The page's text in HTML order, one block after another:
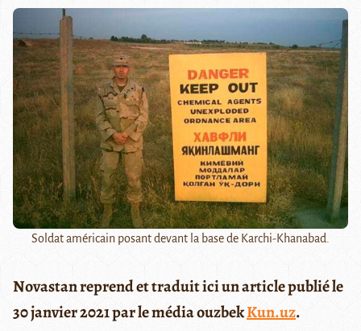
Soldat américain posant devant la base de Karchi-Khanabad.
Novastan reprend et traduit ici un article publié le
30 janvier 2021 par le média ouzbekKun.uz.